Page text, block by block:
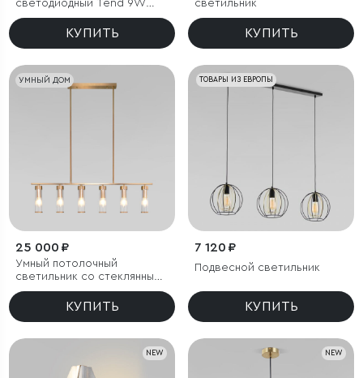
светодиодный Tend 9W
4000K черный
КУПИТЬ
светильник
КУПИТЬ
УМНЫЙ ДОМ
25 000 ₽
Умный потолочный
светильник со стеклянными
плафонами
КУПИТЬ
ТОВАРЫ ИЗ ЕВРОПЫ
7 120 ₽
Подвесной светильник
КУПИТЬ
NEW NEW